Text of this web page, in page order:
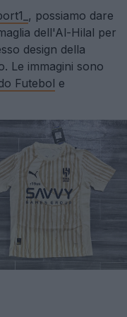
, possiamo dare
dell'Al-Hilal per
design della
Le immagini sono
Futebol e